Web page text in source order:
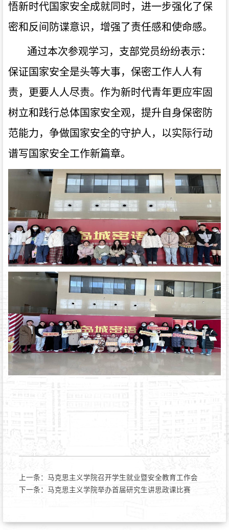
悟新时代国家安全成就同时，进一步强化了保
密和反间防谍意识，增强了责任感和使命感。
通过本次参观学习，支部党员纷纷表示：
保证国家安全是头等大事，保密工作人人有
责，更要人人尽责。作为新时代青年更应牢固
树立和践行总体国家安全观，提升自身保密防
范能力，争做国家安全的守护人，以实际行动
谱写国家安全工作新篇章。
上一条： 马克思主义学院召开学生就业暨安全教育工作会
下一条： 马克思主义学院举办首届研究生讲思政课比赛